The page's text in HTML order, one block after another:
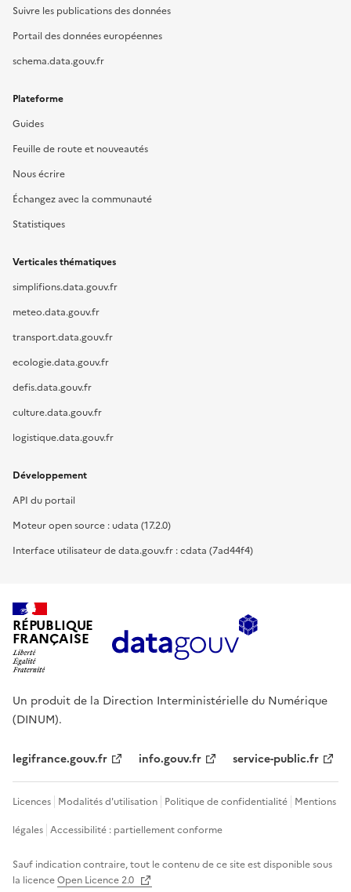
Suivre les publications des données
Portail des données européennes
schema.data.gouv.fr
Plateforme
Guides
Feuille de route et nouveautés
Nous écrire
Échangez avec la communauté
Statistiques
Verticales thématiques
simplifions.data.gouv.fr
meteo.data.gouv.fr
transport.data.gouv.fr
ecologie.data.gouv.fr
defis.data.gouv.fr
culture.data.gouv.fr
logistique.data.gouv.fr
Développement
API du portail
Moteur open source : udata (17.2.0)
Interface utilisateur de data.gouv.fr : cdata (7ad44f4)
RÉPUBLIQUE
FRANÇAISE
Un produit de la Direction Interministérielle du Numérique
(DINUM).
legifrance.gouv.fr info.gouv.fr service-public.fr
Licences Modalités d'utilisation Politique de confidentialité Mentions
légales Accessibilité : partiellement conforme
Sauf indication contraire, tout le contenu de ce site est disponible sous
la licenceOpen Licence 2.0